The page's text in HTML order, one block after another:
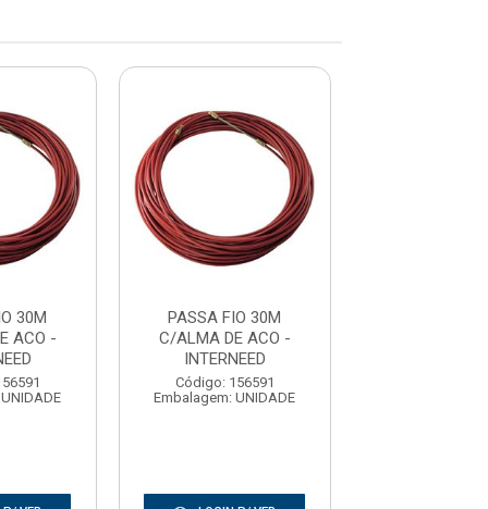
30M
ACO -
PASSA FIO 30M
C/ALMA DE ACO -
INTERNEED
Código: 156591
Embalagem: UNIDADE